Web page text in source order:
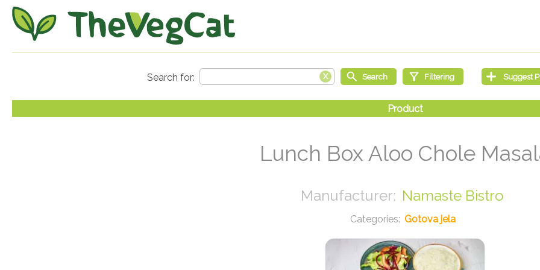
Lunch Box Aloo Chole
Namaste Bistro
Gotova jela